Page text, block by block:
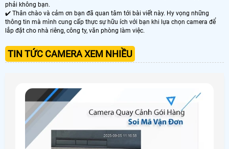
phải không bạn.
✔️ Thân chào và cảm ơn bạn đã quan tâm tới bài viết này. Hy vọng những
thông tin mà mình cung cấp thực sự hữu ích với bạn khi lựa chọn camera để
lắp đặt cho nhà riêng, công ty, văn phòng làm việc.
TIN TỨC CAMERA XEM NHIỀU